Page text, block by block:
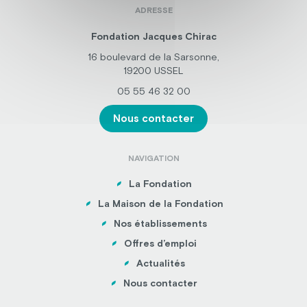
ADRESSE
Fondation Jacques Chirac
16 boulevard de la Sarsonne,
19200 USSEL
05 55 46 32 00
Nous contacter
NAVIGATION
La Fondation
La Maison de la Fondation
Nos établissements
Offres d’emploi
Actualités
Nous contacter